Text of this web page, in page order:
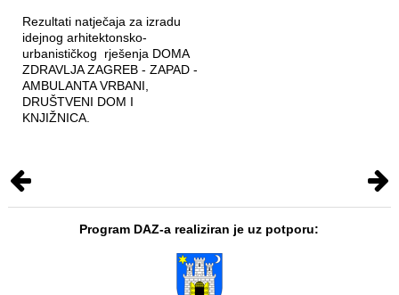
Rezultati natječaja za izradu
idejnog arhitektonsko-
urbanističkog rješenja DOMA
ZDRAVLJA ZAGREB - ZAPAD -
AMBULANTA VRBANI,
DRUŠTVENI DOM I
KNJIŽNICA.
Program DAZ-a realiziran je uz potporu: